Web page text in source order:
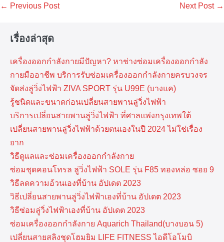
Post
← Previous Post Next Post →
เรื่องล่าสุด
เครื่องออกกำลังกายมีปัญหา? หาช่างซ่อมเครื่องออกกำลัง
กายมืออาชีพ บริการรับซ่อมเครื่องออกกำลังกายครบวงจร
จัดส่งลู่วิ่งไฟฟ้า ZIVA SPORT รุ่น U99E (บางแค)
รู้ชนิดและขนาดก่อนเปลี่ยนสายพานลู่วิ่งไฟฟ้า
บริการเปลี่ยนสายพานลู่วิ่งไฟฟ้า ที่​ศาลแพ่งกรุงเทพ​ใต้
เปลี่ยนสายพานลู่วิ่งไฟฟ้าด้วยตนเองในปี 2024 ไม่ใช่เรื่อง
ยาก
วิธีดูแลและซ่อมเครื่องออกกำลังกาย
ซ่อมชุดคอนโทรล ลู่วิ่งไฟฟ้า SOLE รุ่น F85 ทองหล่อ ซอย 9
วิธีลดความอ้วนเองที่บ้าน อัปเดต 2023
วิธีเปลี่ยนสายพานลู่วิ่งไฟฟ้าเองที่บ้าน อัปเดต 2023
วิธีซ่อมลู่วิ่งไฟฟ้าเองที่บ้าน อัปเดต 2023
ซ่อมเครื่องออกกำลังกาย Aquarich Thailand(บางบอน 5)
เปลี่ยนสายสลิงชุดโฮมยิม LIFE FITNESS ไอดีโอโมบิ